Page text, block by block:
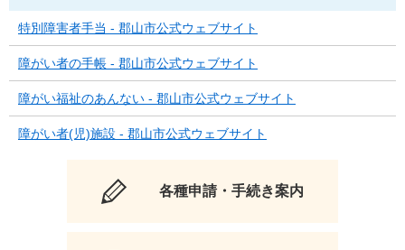
特別障害者手当 - 郡山市公式ウェブサイト
障がい者の手帳 - 郡山市公式ウェブサイト
障がい福祉のあんない - 郡山市公式ウェブサイト
障がい者(児)施設 - 郡山市公式ウェブサイト
各種申請・手続き案内